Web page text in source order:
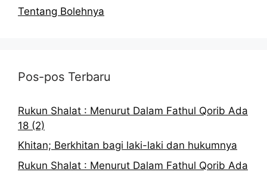
Tentang Bolehnya
Pos-pos Terbaru
Rukun Shalat : Menurut Dalam Fathul Qorib Ada
18 (2)
Khitan; Berkhitan bagi laki-laki dan hukumnya
Rukun Shalat : Menurut Dalam Fathul Qorib Ada